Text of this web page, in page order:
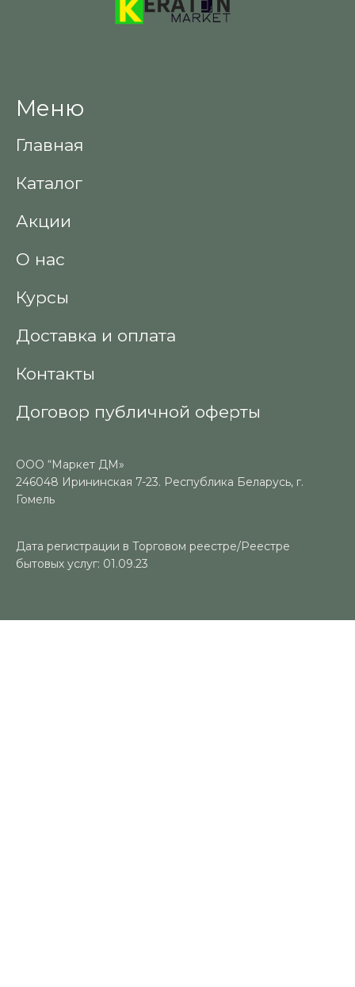
Меню
Главная
Каталог
Акции
О нас
Курсы
Доставка и оплата
Контакты
Договор публичной оферты
ООО “Маркет ДМ»
246048 Ирининская 7-23. Республика Беларусь, г.
Гомель
Дата регистрации в Торговом реестре/Реестре
бытовых услуг: 01.09.23